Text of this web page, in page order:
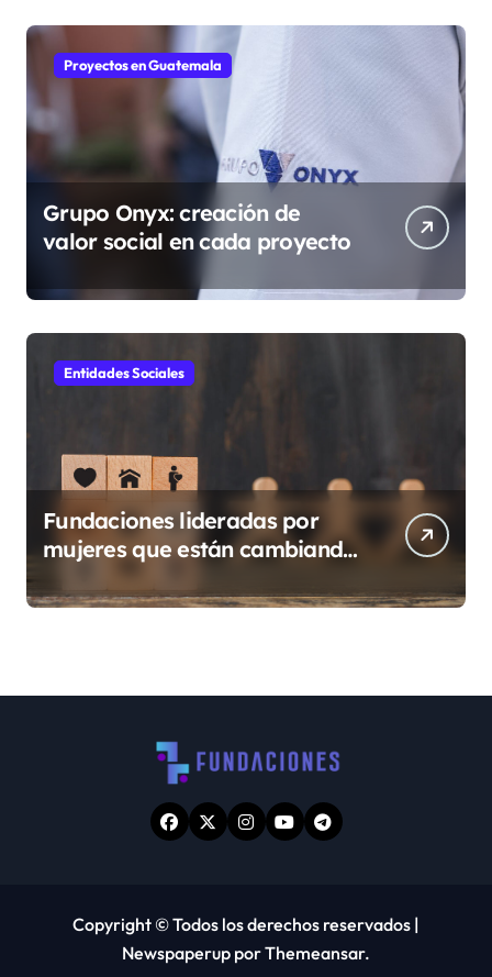
Proyectos en Guatemala
Grupo Onyx: creación de
valor social en cada proyecto
Entidades Sociales
Fundaciones lideradas por
mujeres que están cambiando
Guatemala
Copyright © Todos los derechos reservados |
Newspaperup porThemeansar.